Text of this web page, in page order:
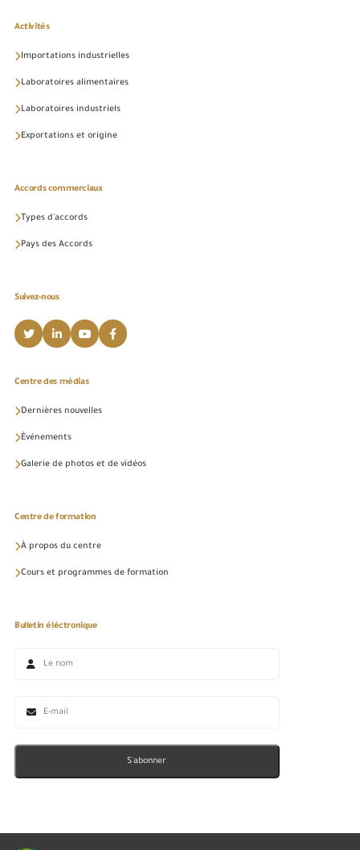
Activités
Importations industrielles
Laboratoires alimentaires
Laboratoires industriels
Exportations et origine
Accords commerciaux
Types d'accords
Pays des Accords
Suivez-nous
Centre des médias
Dernières nouvelles
Événements
Galerie de photos et de vidéos
Centre de formation
À propos du centre
Cours et programmes de formation
Bulletin éléctronique
S'abonner